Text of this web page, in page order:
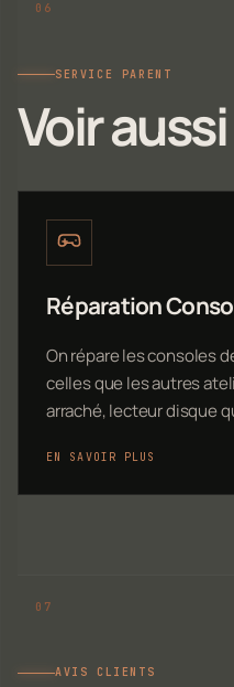
SERVICE PARENT
Voir aussi
Réparation
On répare les consoles
celles que les autres
arraché, lecteur disque
EN SAVOIR PLUS
AVIS CLIENTS